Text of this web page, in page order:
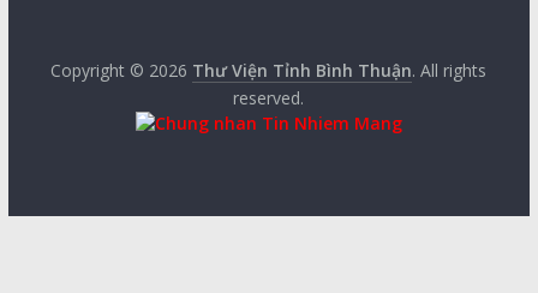
Copyright © 2026 Thư Viện Tỉnh Bình Thuận. All rights
reserved.